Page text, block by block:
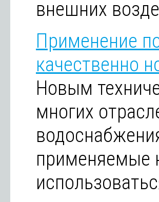
внешних
Применение
качественно
Новым
многих
применяемые